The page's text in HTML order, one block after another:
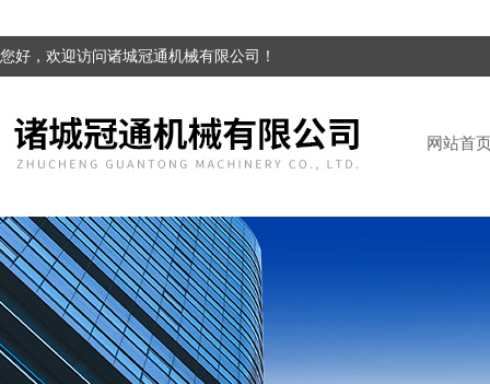
您好，欢迎访问诸城冠通机械有限公司！
网站首